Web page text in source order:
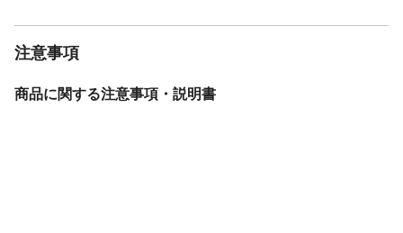
注意事項
商品に関する注意事項・説明書